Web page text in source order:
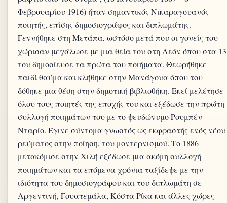
Φεβρουαρίου 1916) ήταν σημαντικός Νικαραγουανός
ποιητής, επίσης δημοσιογράφος και διπλωμάτης.
Γεννήθηκε στη Μετάπα, ωστόσο μετά που οι γονείς του
χώρισαν μεγάλωσε με μια θεία του στη Λεόν όπου στα 13
του δημοσίευσε τα πρώτα του ποιήματα. Θεωρήθηκε
παιδί θαύμα και κλήθηκε στην Μανάγουα όπου του
δόθηκε μια θέση στην δημοτική βιβλιοθήκη. Εκεί μελέτησε
όλου τους ποιητές της εποχής του και εξέδωσε την πρώτη
συλλογή ποιημάτων του με το ψευδώνυμο Ρουμπέν
Νταρίο. Έγινε σύντομα γνωστός ως εκφραστής ενός νέου
ρεύματος στην ποίηση, του μοντερνισμού. Το 1886
μετακόμισε στην Χιλή εξέδωσε μια ακόμη συλλογή
ποιημάτων και τα επόμενα χρόνια ταξίδεψε με την
ιδιότητα του δημοσιογράφου και του διπλωμάτη σε
Αργεντινή, Γουατεμάλα, Κόστα Ρίκα και άλλες χώρες